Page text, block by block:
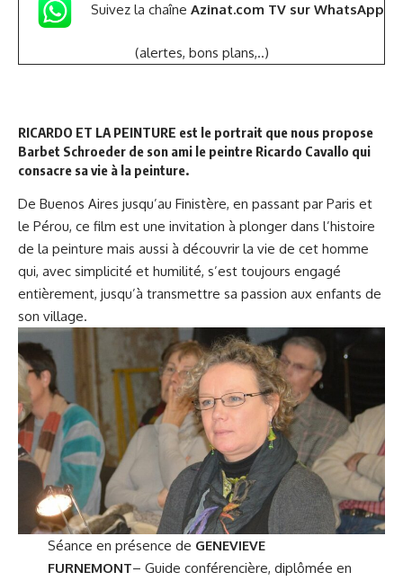
Suivez la chaîne Azinat.com TV sur WhatsApp
(alertes, bons plans,..)
RICARDO ET LA PEINTURE est le portrait que nous propose
Barbet Schroeder de son ami le peintre Ricardo Cavallo qui
consacre sa vie à la peinture.
De Buenos Aires jusqu’au Finistère, en passant par Paris et
le Pérou, ce film est une invitation à plonger dans l’histoire
de la peinture mais aussi à découvrir la vie de cet homme
qui, avec simplicité et humilité, s’est toujours engagé
entièrement, jusqu’à transmettre sa passion aux enfants de
son village.
Séance en présence de GENEVIEVE
FURNEMONT– Guide conférencière, diplômée en